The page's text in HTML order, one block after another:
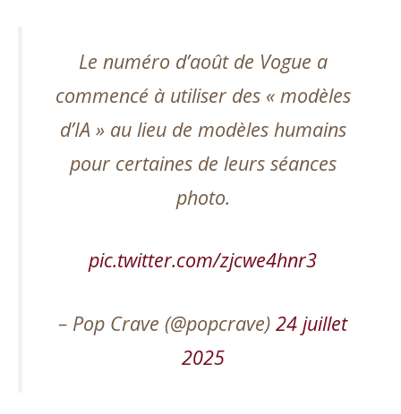
Le numéro d’août de Vogue a
commencé à utiliser des « modèles
d’IA » au lieu de modèles humains
pour certaines de leurs séances
photo.
pic.twitter.com/zjcwe4hnr3
– Pop Crave (@popcrave) 24 juillet
2025